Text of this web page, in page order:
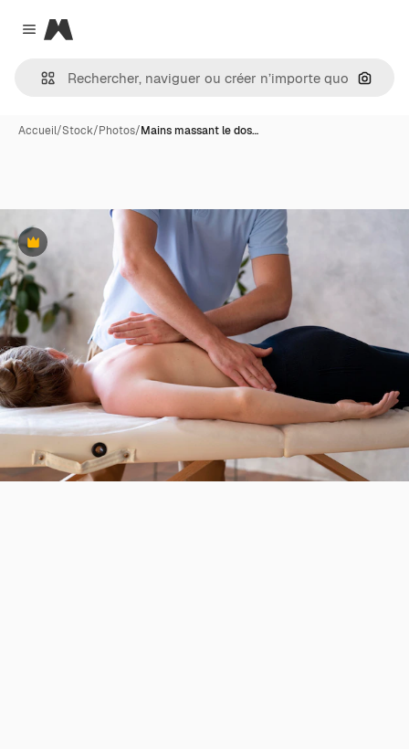
Close menu
Magnific
Accueil/Stock/Photos/Mains massant le dos…
Premium